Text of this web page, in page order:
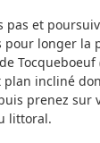
pas et
longer la
incliné
prenez sur
littoral.